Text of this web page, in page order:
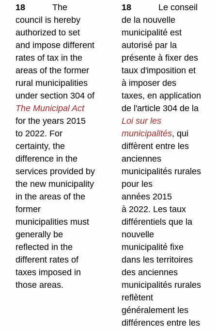
18
The
council is hereby
authorized to set
and impose different
rates of tax in the
areas of the former
rural municipalities
under section 304 of
The Municipal Act
for the years 2015
to 2022. For
certainty, the
difference in the
services provided by
the new municipality
in the areas of the
former
municipalities must
generally be
reflected in the
different rates of
taxes imposed in
those areas.
18
Le conseil
de la nouvelle
municipalité est
autorisé par la
présente à fixer des
taux d'imposition et
à imposer des
taxes, en application
de l'article 304 de la
Loi sur les
municipalités, qui
diffèrent entre les
anciennes
municipalités rurales
pour les
années 2015
à 2022. Les taux
différentiels que la
nouvelle
municipalité fixe
dans les territoires
des anciennes
municipalités rurales
reflètent
généralement les
différences entre les